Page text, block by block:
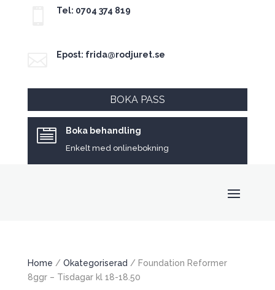
Tel: 0704 374 819
Epost: frida@rodjuret.se
BOKA PASS
 Boka behandling
Enkelt med onlinebokning
Home / Okategoriserad / Foundation Reformer
8ggr – Tisdagar kl 18-18.50